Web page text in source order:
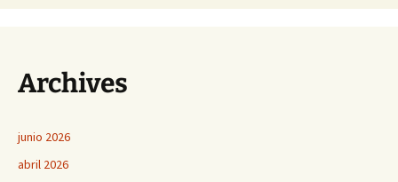
Archives
junio 2026
abril 2026